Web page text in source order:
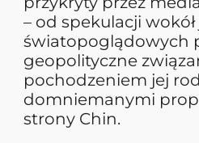
– od spekulacji
światopoglądowych
geopolityczne
pochodzeniem jej
domniemanymi
strony Chin.